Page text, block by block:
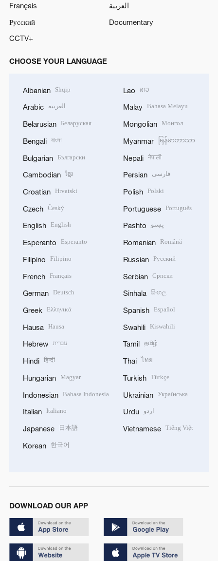
Français
العربية
Русский
Documentary
CCTV+
CHOOSE YOUR LANGUAGE
Albanian Shqip
Arabic العربية
Belarusian Беларуская
Bengali বাংলা
Bulgarian Български
Cambodian ខ្មែរ
Croatian Hrvatski
Czech Český
English English
Esperanto Esperanto
Filipino Filipino
French Français
German Deutsch
Greek Ελληνικά
Hausa Hausa
Hebrew עברית
Hindi हिन्दी
Hungarian Magyar
Indonesian Bahasa Indonesia
Italian Italiano
Japanese 日本語
Korean 한국어
Lao ລາວ
Malay Bahasa Melayu
Mongolian Монгол
Myanmar မြန်မာဘာသာ
Nepali नेपाली
Persian فارسی
Polish Polski
Portuguese Português
Pashto پښتو
Romanian Română
Russian Русский
Serbian Српски
Sinhala සිංහල
Spanish Español
Swahili Kiswahili
Tamil தமிழ்
Thai ไทย
Turkish Türkçe
Ukrainian Українська
Urdu اردو
Vietnamese Tiếng Việt
DOWNLOAD OUR APP